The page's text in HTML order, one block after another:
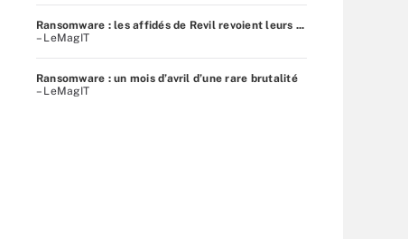
Ransomware : les affidés de Revil revoient leurs ...
– LeMagIT
Ransomware : un mois d’avril d’une rare brutalité
– LeMagIT